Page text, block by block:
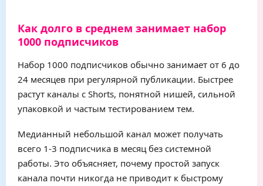
Как долго в среднем занимает набор
1000 подписчиков
Набор 1000 подписчиков обычно занимает от 6 до
24 месяцев при регулярной публикации. Быстрее
растут каналы с Shorts, понятной нишей, сильной
упаковкой и частым тестированием тем.
Медианный небольшой канал может получать
всего 1-3 подписчика в месяц без системной
работы. Это объясняет, почему простой запуск
канала почти никогда не приводит к быстрому